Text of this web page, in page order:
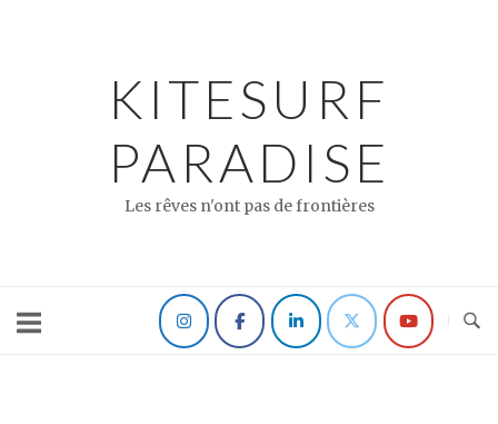
KITESURF
PARADISE
Les rêves n'ont pas de frontières